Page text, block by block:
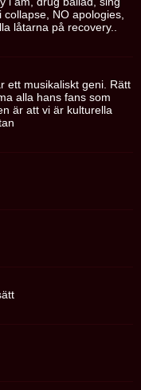
NO apologies,
låtarna på recovery..
ett musikaliskt geni. Rätt
alla hans fans som
är att vi är kulturella